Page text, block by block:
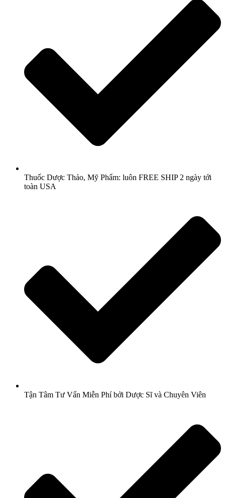
Thuốc Dược Thảo, Mỹ Phẩm: luôn FREE SHIP 2 ngày tới
toàn USA
Tận Tâm Tư Vấn Miễn Phí bởi Dược Sĩ và Chuyên Viên